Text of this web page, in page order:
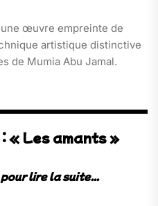
œuvre empreinte de
artistique distinctive
de Mumia Abu Jamal.
« Les amants »